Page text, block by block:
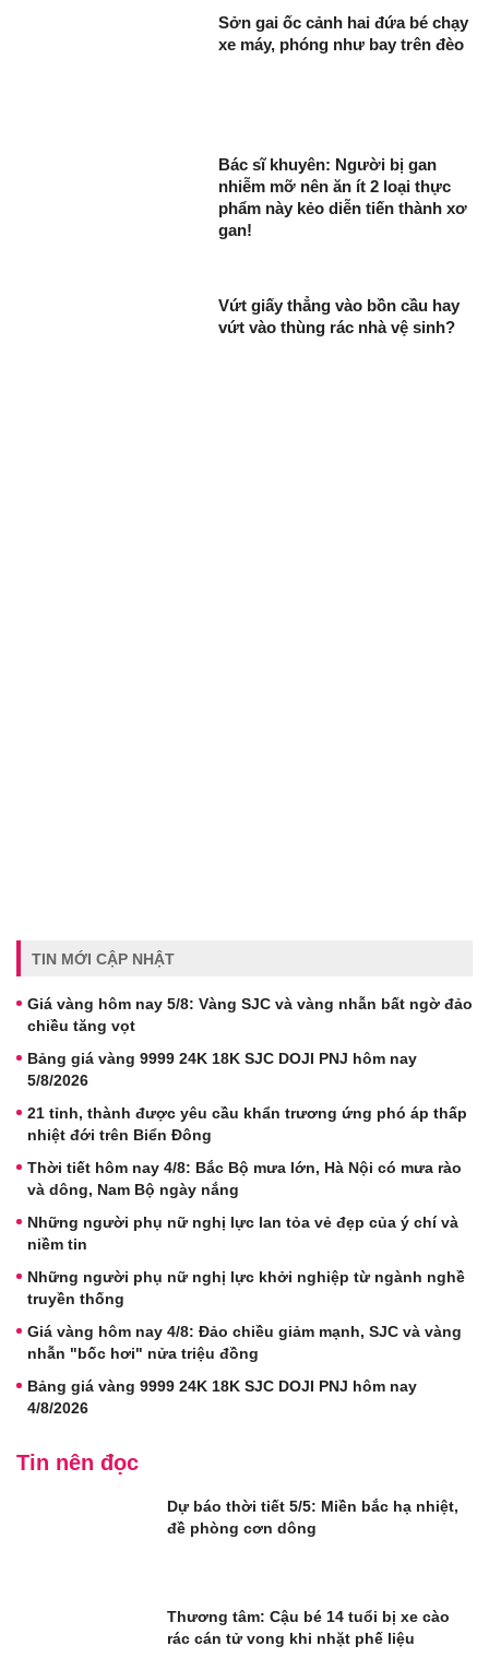
Sởn gai ốc cảnh hai đứa bé chạy
xe máy, phóng như bay trên đèo
Bác sĩ khuyên: Người bị gan
nhiễm mỡ nên ăn ít 2 loại thực
phẩm này kẻo diễn tiến thành xơ
gan!
Vứt giấy thẳng vào bồn cầu hay
vứt vào thùng rác nhà vệ sinh?
TIN MỚI CẬP NHẬT
Giá vàng hôm nay 5/8: Vàng SJC và vàng nhẫn bất ngờ đảo
chiều tăng vọt
Bảng giá vàng 9999 24K 18K SJC DOJI PNJ hôm nay
5/8/2026
21 tỉnh, thành được yêu cầu khẩn trương ứng phó áp thấp
nhiệt đới trên Biển Đông
Thời tiết hôm nay 4/8: Bắc Bộ mưa lớn, Hà Nội có mưa rào
và dông, Nam Bộ ngày nắng
Những người phụ nữ nghị lực lan tỏa vẻ đẹp của ý chí và
niềm tin
Những người phụ nữ nghị lực khởi nghiệp từ ngành nghề
truyền thống
Giá vàng hôm nay 4/8: Đảo chiều giảm mạnh, SJC và vàng
nhẫn "bốc hơi" nửa triệu đồng
Bảng giá vàng 9999 24K 18K SJC DOJI PNJ hôm nay
4/8/2026
Tin nên đọc
Dự báo thời tiết 5/5: Miền bắc hạ nhiệt,
đề phòng cơn dông
Thương tâm: Cậu bé 14 tuổi bị xe cào
rác cán tử vong khi nhặt phế liệu